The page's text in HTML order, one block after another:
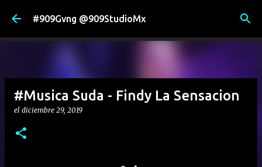
Ir al contenido principal
#909Gvng @909StudioMx
#Musica Suda - Findy La Sensacion
el diciembre 29, 2019